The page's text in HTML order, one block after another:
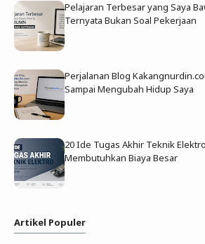
Pelajaran Terbesar yang Saya
Ternyata Bukan Soal Pekerjaan
Perjalanan Blog
Sampai Mengubah Hidup Saya
20 Ide Tugas Akhir Teknik
Membutuhkan Biaya Besar
Artikel Populer